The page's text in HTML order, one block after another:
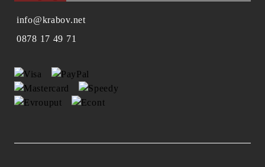
info@krabov.net
0878 17 49 71